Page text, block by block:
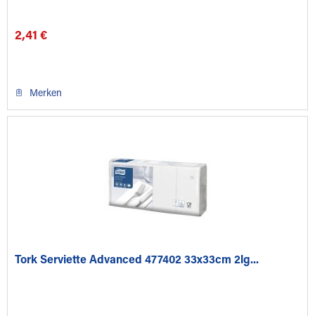
2,41 €
Merken
Tork Serviette Advanced 477402 33x33cm 2lg...